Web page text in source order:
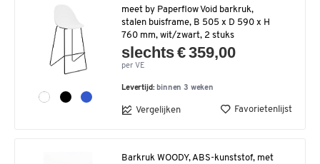
meet by Paperflow Void barkruk,
stalen buisframe, B 505 x D 590 x H
760 mm, wit/zwart, 2 stuks
slechts € 359,00
per VE
Levertijd: binnen 3 weken
Vergelijken Favorietenlijst
Barkruk WOODY, ABS-kunststof, met